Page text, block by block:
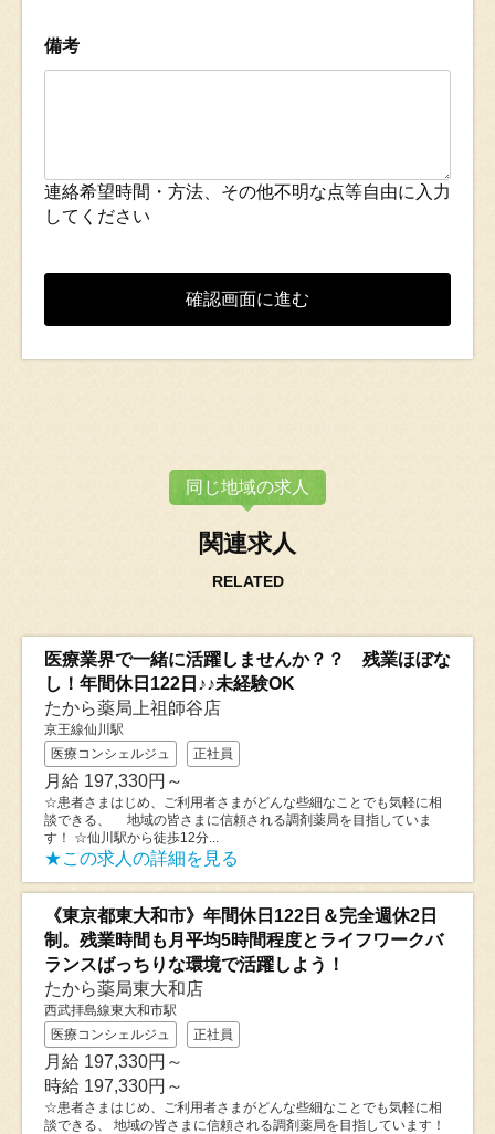
備考
連絡希望時間・方法、その他不明な点等自由に入力
してください
同じ地域の求人
関連求人
RELATED
医療業界で一緒に活躍しませんか？？ 残業ほぼな
し！年間休日122日♪♪未経験OK
たから薬局上祖師谷店
京王線仙川駅
医療コンシェルジュ
正社員
月給 197,330円～
☆患者さまはじめ、ご利用者さまがどんな些細なことでも気軽に相
談できる、 地域の皆さまに信頼される調剤薬局を目指していま
す！ ☆仙川駅から徒歩12分...
★この求人の詳細を見る
《東京都東大和市》年間休日122日＆完全週休2日
制。残業時間も月平均5時間程度とライフワークバ
ランスばっちりな環境で活躍しよう！
たから薬局東大和店
西武拝島線東大和市駅
医療コンシェルジュ
正社員
月給 197,330円～
時給 197,330円～
☆患者さまはじめ、ご利用者さまがどんな些細なことでも気軽に相
談できる、 地域の皆さまに信頼される調剤薬局を目指しています！